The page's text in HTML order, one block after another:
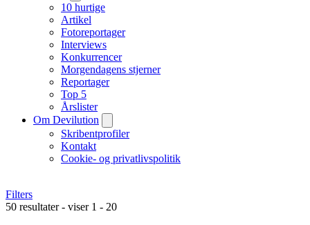
10 hurtige
Artikel
Fotoreportager
Interviews
Konkurrencer
Morgendagens stjerner
Reportager
Top 5
Årslister
Om Devilution
Skribentprofiler
Kontakt
Cookie- og privatlivspolitik
Filters
50 resultater - viser 1 - 20